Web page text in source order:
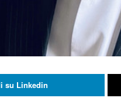
su Linkedin